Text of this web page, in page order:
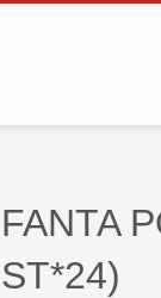
FANTA
ST*24)